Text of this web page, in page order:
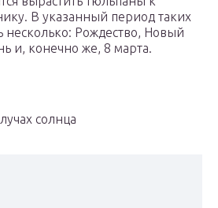
В указанный период таких
несколько: Рождество, Новый
и, конечно же, 8 марта.
солнца